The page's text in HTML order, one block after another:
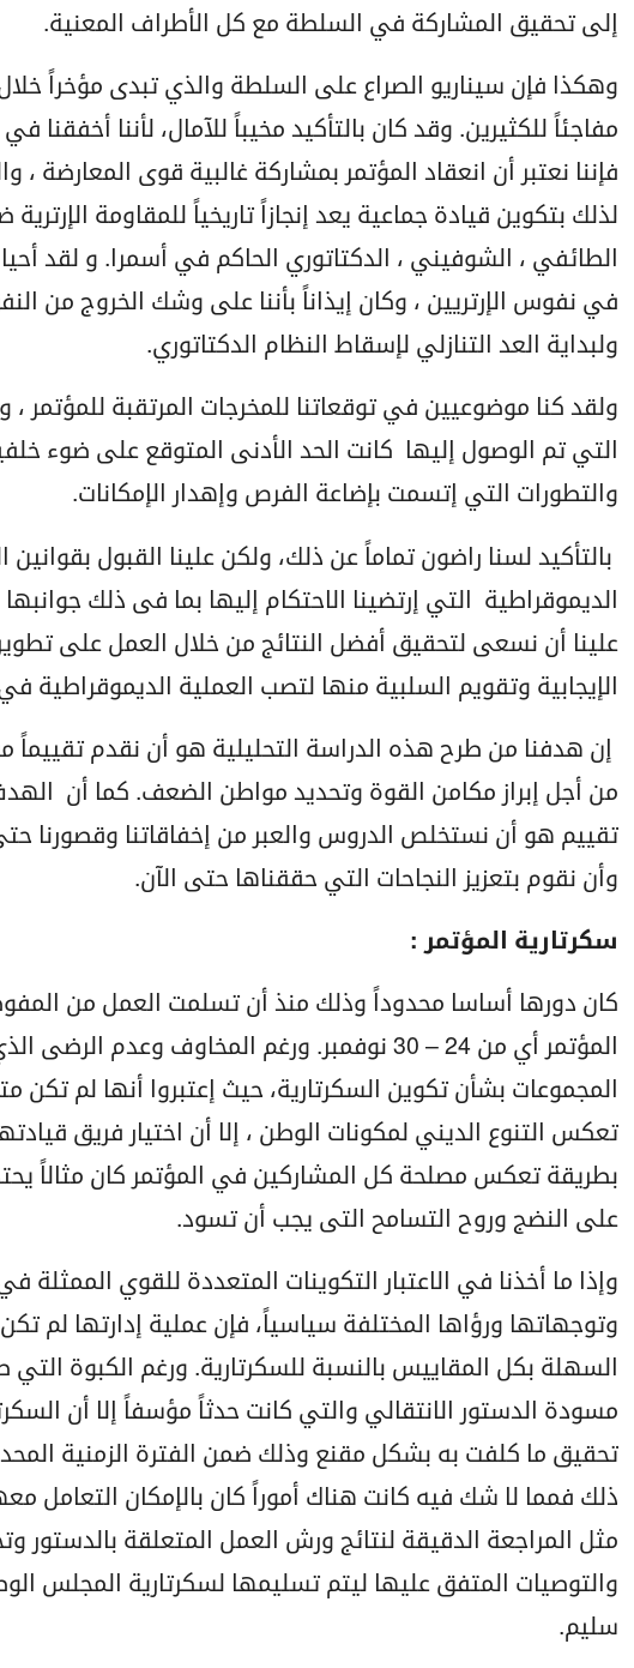
إلى تحقيق المشاركة في السلطة مع كل الأطراف المعنية.
وهكذا فإن سيناريو الصراع على السلطة والذي تبدى مؤخراً
مفاجئاً للكثيرين. وقد كان بالتأكيد مخيباً للآمال، لأننا أخفقنا
فإننا نعتبر أن انعقاد المؤتمر بمشاركة غالبية قوى المعارضة ،
لذلك بتكوين قيادة جماعية يعد إنجازاً تاريخياً للمقاومة الإرترية
الطائفي ، الشوفيني ، الدكتاتوري الحاكم في أسمرا. و لقد أحيا
في نفوس الإرتريين ، وكان إيذاناً بأننا على وشك الخروج من
ولبداية العد التنازلي لإسقاط النظام الدكتاتوري.
ولقد كنا موضوعيين في توقعاتنا للمخرجات المرتقبة للمؤتمر ،
التي تم الوصول إليها كانت الحد الأدنى المتوقع على ضوء
والتطورات التي إتسمت بإضاعة الفرص وإهدار الإمكانات.
بالتأكيد لسنا راضون تماماً عن ذلك، ولكن علينا القبول بقوانين
الديموقراطية التي إرتضينا الاحتكام إليها بما فى ذلك جوانبها
علينا أن نسعى لتحقيق أفضل النتائج من خلال العمل على
الإيجابية وتقويم السلبية منها لتصب العملية الديموقراطية
إن هدفنا من طرح هذه الدراسة التحليلية هو أن نقدم تقييماً
من أجل إبراز مكامن القوة وتحديد مواطن الضعف. كما أن
تقييم هو أن نستخلص الدروس والعبر من إخفاقاتنا وقصورنا
وأن نقوم بتعزيز النجاحات التي حققناها حتى الآن.
سكرتارية المؤتمر :
كان دورها أساسا محدوداً وذلك منذ أن تسلمت العمل من
المؤتمر أي من 24 – 30 نوفمبر. ورغم المخاوف وعدم
المجموعات بشأن تكوين السكرتارية، حيث إعتبروا أنها لم تكن
تعكس التنوع الديني لمكونات الوطن ، إلا أن اختيار فريق
بطريقة تعكس مصلحة كل المشاركين في المؤتمر كان مثالاً
على النضج وروح التسامح التى يجب أن تسود.
وإذا ما أخذنا في الاعتبار التكوينات المتعددة للقوي الممثلة
وتوجهاتها ورؤاها المختلفة سياسياً، فإن عملية إدارتها لم
السهلة بكل المقاييس بالنسبة للسكرتارية. ورغم الكبوة التي
مسودة الدستور الانتقالي والتي كانت حدثاً مؤسفاً إلا أن
تحقيق ما كلفت به بشكل مقنع وذلك ضمن الفترة الزمنية
ذلك فمما لا شك فيه كانت هناك أموراً كان بالإمكان التعامل
مثل المراجعة الدقيقة لنتائج ورش العمل المتعلقة بالدستور
والتوصيات المتفق عليها ليتم تسليمها لسكرتارية المجلس
سليم.